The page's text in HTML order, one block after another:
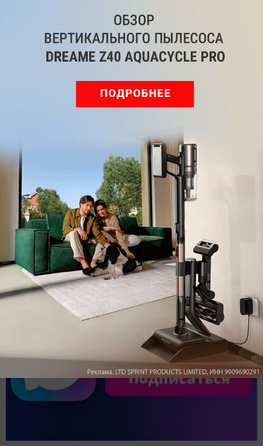
Рекомендуем
Обзор вертикального пылесоса Dreame Z40 AquaCycle
Pro: гибкий подход к уборке